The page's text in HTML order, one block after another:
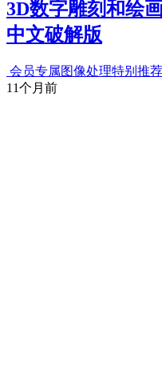
3D数字雕刻和绘
中文破解版
会员专属图像处理特别推荐
11个月前